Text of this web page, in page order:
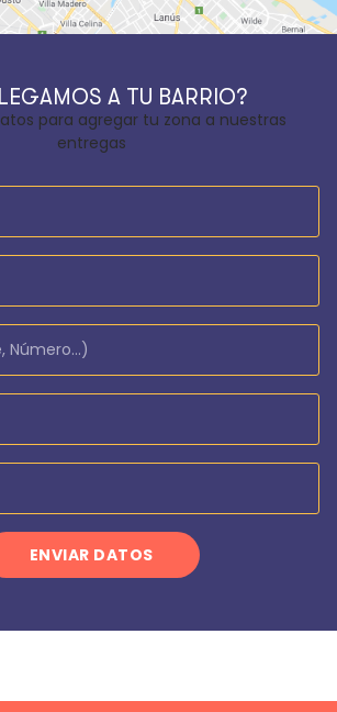
A TU BARRIO?
para agregar tu zona a nuestras
entregas
ENVIAR DATOS